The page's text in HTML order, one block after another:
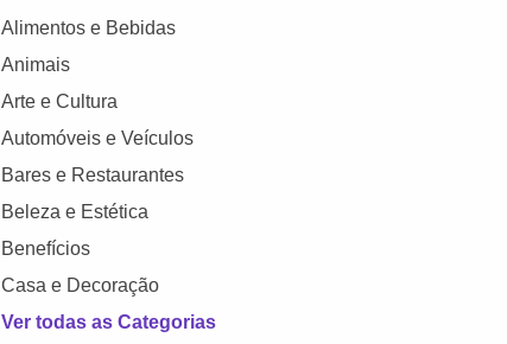
Alimentos e Bebidas
Animais
Arte e Cultura
Automóveis e Veículos
Bares e Restaurantes
Beleza e Estética
Benefícios
Casa e Decoração
Ver todas as Categorias